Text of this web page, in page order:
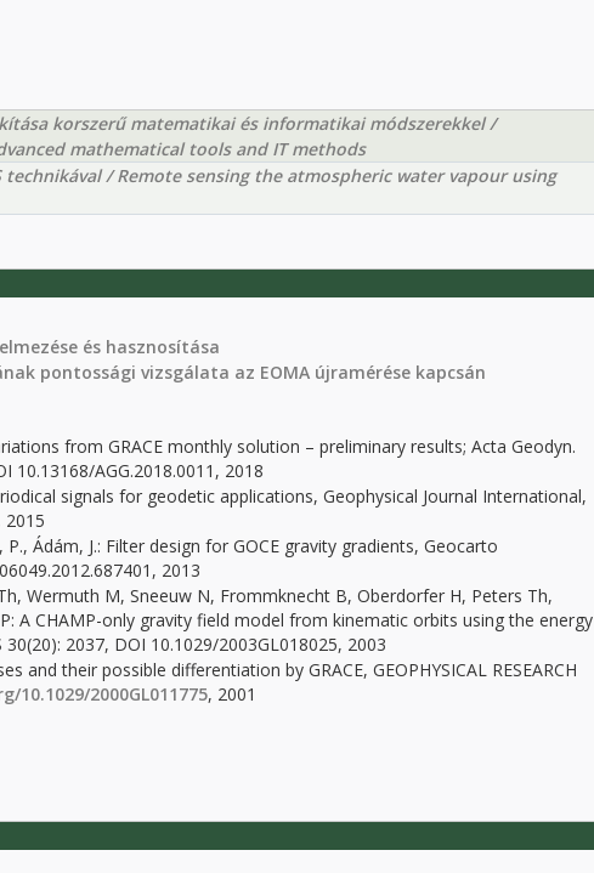
korszerű matematikai és informatikai módszerekkel /
mathematical tools and IT methods
/ Remote sensing the atmospheric water vapour using
és hasznosítása
pontossági vizsgálata az EOMA újramérése kapcsán
from GRACE monthly solution – preliminary results; Acta Geodyn.
10.13168/AGG.2018.0011, 2018
signals for geodetic applications, Geophysical Journal International,
2015
Ádám, J.: Filter design for GOCE gravity gradients, Geocarto
2013
Wermuth M, Sneeuw N, Frommknecht B, Oberdorfer H, Peters Th,
A CHAMP-only gravity field model from kinematic orbits using the energy
30(20): 2037, DOI 10.1029/2003GL018025, 2003
and their possible differentiation by GRACE, GEOPHYSICAL RESEARCH
10.1029/2000GL011775, 2001